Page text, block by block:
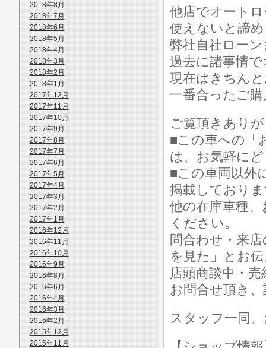
2018年8月
2018年7月
2018年6月
2018年5月
2018年4月
2018年3月
2018年2月
2018年1月
2017年12月
2017年11月
2017年10月
2017年9月
2017年8月
2017年7月
2017年6月
2017年5月
2017年4月
2017年3月
2017年2月
2017年1月
2016年12月
2016年11月
2016年10月
2016年9月
2016年8月
2016年6月
2016年4月
2016年3月
2016年2月
2015年12月
2015年11月
他店でオート
使えないと諦
弊社自社ロー
過去に諸事情
現在はきちん
一番合ったご
ご覧頂きあり
■この車への「
は、お気軽に
■この車両以外
掲載しており
他の在庫車種
ください。
問合わせ・来
を見た」とお
店頭商談中・
お問合せ頂き
スタッフ一同